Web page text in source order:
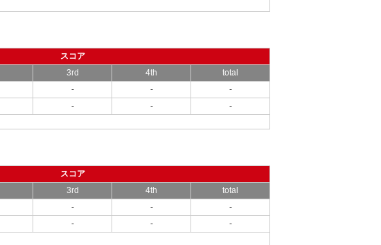
スコア
3rd 4th total
- -
-
- - -
スコア
3rd 4th total
- -
-
- - -